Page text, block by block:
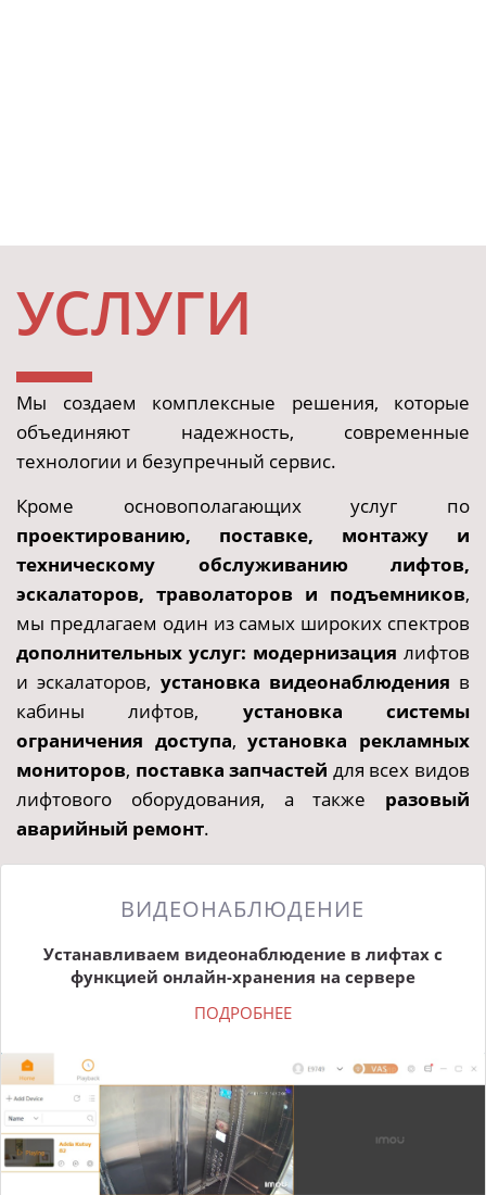
УСЛУГИ
Мы создаем комплексные решения, которые
объединяют надежность, современные
технологии и безупречный сервис.
Кроме основополагающих услуг по
проектированию, поставке, монтажу и
техническому обслуживанию лифтов,
эскалаторов, траволаторов и подъемников,
мы предлагаем один из самых широких спектров
дополнительных услуг: модернизация лифтов
и эскалаторов, установка видеонаблюдения в
кабины лифтов, установка системы
ограничения доступа,установка рекламных
мониторов, поставка запчастей для всех видов
лифтового оборудования, а также разовый
аварийный ремонт.
ВИДЕОНАБЛЮДЕНИЕ
Устанавливаем видеонаблюдение в лифтах с
функцией онлайн-хранения на сервере
ПОДРОБНЕЕ